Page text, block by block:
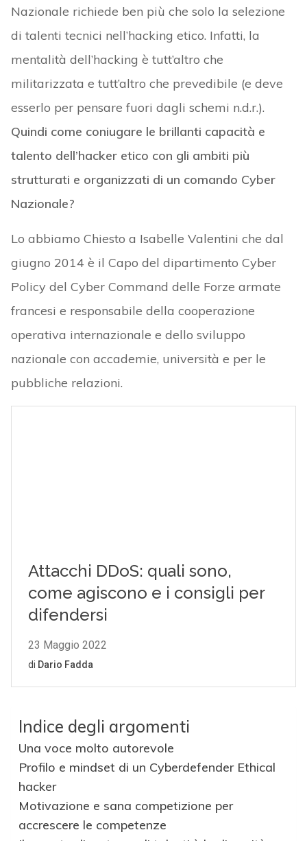
Nazionale richiede ben più che solo la selezione
di talenti tecnici nell’hacking etico. Infatti, la
mentalità dell’hacking è tutt’altro che
militarizzata e tutt’altro che prevedibile (e deve
esserlo per pensare fuori dagli schemi n.d.r.).
Quindi come coniugare le brillanti capacità e
talento dell’hacker etico con gli ambiti più
strutturati e organizzati di un comando Cyber
Nazionale?
Lo abbiamo Chiesto a Isabelle Valentini che dal
giugno 2014 è il Capo del dipartimento Cyber
Policy del Cyber Command delle Forze armate
francesi e responsabile della cooperazione
operativa internazionale e dello sviluppo
nazionale con accademie, università e per le
pubbliche relazioni.
Indice degli argomenti
Una voce molto autorevole
Profilo e mindset di un Cyberdefender Ethical
hacker
Motivazione e sana competizione per
accrescere le competenze